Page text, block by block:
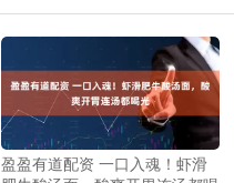
盈盈有道配资 一口入魂！虾滑